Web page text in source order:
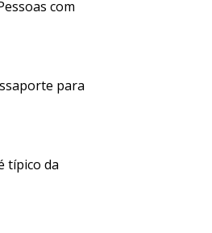
com
para
típico da